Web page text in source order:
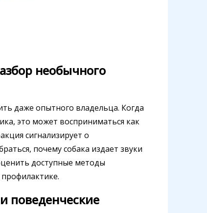
необычного
даже опытного владельца. Когда
это может восприниматься как
сигнализирует о
почему собака издает звуки
доступные методы
поведенческие